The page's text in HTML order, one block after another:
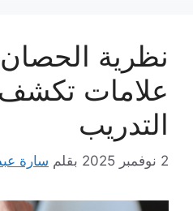
علامات تكشف
التدريب
2 نوفمبر 2025 بقلم سارة